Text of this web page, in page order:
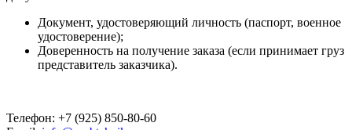
Документ, удостоверяющий личность (паспорт, военное
удостоверение);
Доверенность на получение заказа (если принимает груз
представитель заказчика).
Телефон: +7 (925) 850-80-60